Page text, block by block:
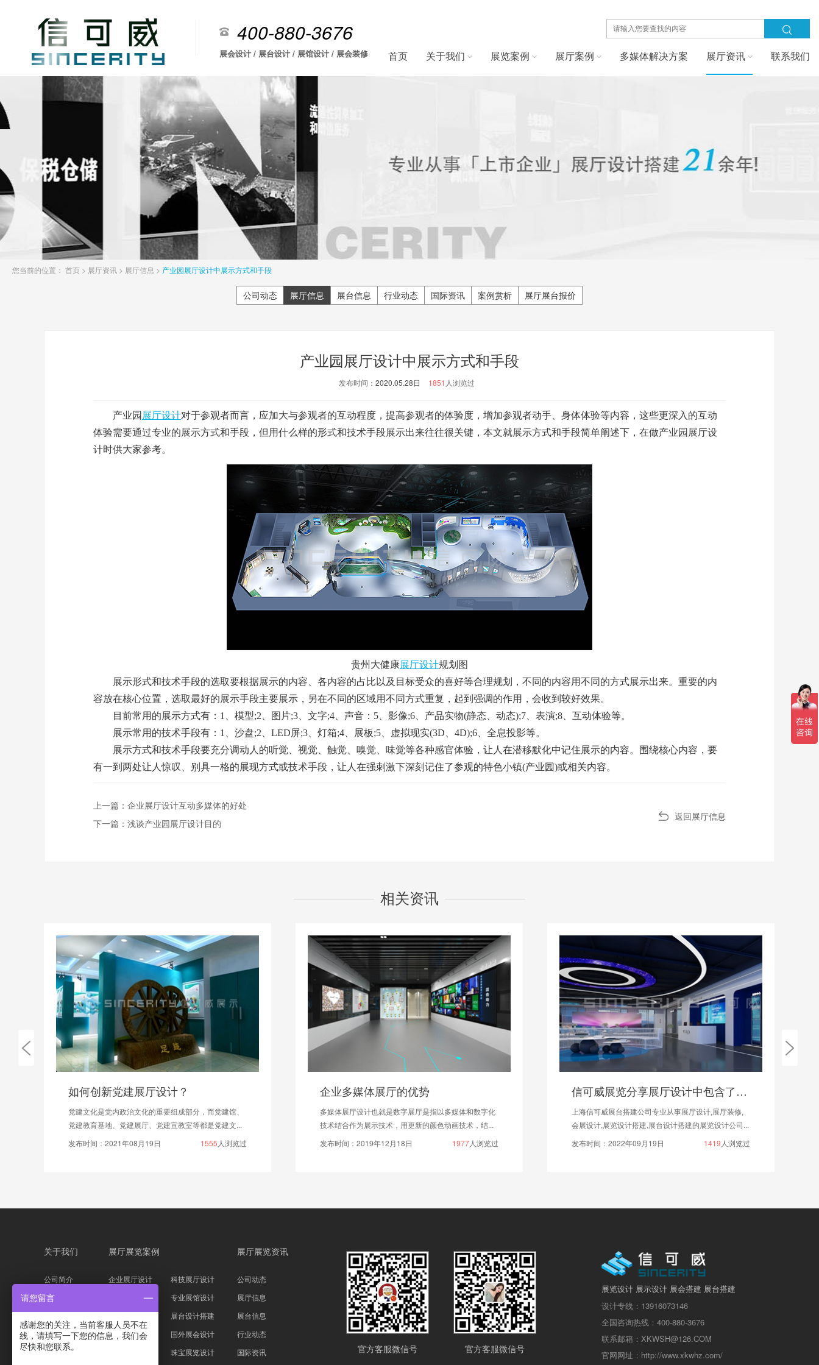
400-880-3676
展会设计 / 展台设计 / 展馆设计 / 展会装修 首页 关于我们 展览案例 展厅案例 多媒体解决方案 展厅资讯 联系我们
您当前的位置： 首页 > 展厅资讯 > 展厅信息 > 产业园展厅设计中展示方式和手段
公司动态 展厅信息 展台信息 行业动态 国际资讯 案例赏析 展厅展台报价
产业园展厅设计中展示方式和手段
发布时间： 2020.05.28日 1851 人浏览过
产业园 展厅设计对于参观者而言，应加大与参观者的互动程度，提高参观者的体验度，增加参观者动手、身体体验等内容，这些更深入的互动
体验需要通过专业的展示方式和手段，但用什么样的形式和技术手段展示出来往往很关键，本文就展示方式和手段简单阐述下，在做产业园展厅设
计时供大家参考。
贵州大健康展厅设计规划图
展示形式和技术手段的选取要根据展示的内容、各内容的占比以及目标受众的喜好等合理规划，不同的内容用不同的方式展示出来。重要的内
容放在核心位置，选取最好的展示手段主要展示，另在不同的区域用不同方式重复，起到强调的作用，会收到较好效果。
目前常用的展示方式有：1、模型;2、图片;3、文字;4、声音：5、影像;6、产品实物(静态、动态);7、表演;8、互动体验等。
展示常用的技术手段有：1、沙盘;2、LED屏;3、灯箱;4、展板;5、虚拟现实(3D、4D);6、全息投影等。
展示方式和技术手段要充分调动人的听觉、视觉、触觉、嗅觉、味觉等各种感官体验，让人在潜移默化中记住展示的内容。围绕核心内容，要
有一到两处让人惊叹、别具一格的展现方式或技术手段，让人在强刺激下深刻记住了参观的特色小镇(产业园)或相关内容。
上一篇： 企业展厅设计互动多媒体的好处
下一篇： 浅谈产业园展厅设计目的
返回展厅信息
相关资讯
的重要组成部分，而党建馆、
、党建宣教室等都是党建文...
1555人浏览过
企业多媒体展厅的优势
多媒体展厅设计也就是数字展厅是指以多媒体和数字化
技术结合作为展示技术，用更新的颜色动画技术，结...
发布时间：2019年12月18日
1977人浏览过
信可威展览分享展厅设计中包含了哪些设计？
上海信可威展台搭建公司专业从事展厅设计,展厅装修,
会展设计,展览设计搭建,展台设计搭建的展览设计公司...
发布时间：2022年09月19日
1419人浏览过
一个合格展厅设计的三点基
很多企业负责人都希望有个高大上的展厅
业展厅最重要的是作为一个基本能展示给
发布时间：2020年12月02日
关于我们
公司简介
企业文化
公司资质
服务流程
设计团队
展厅展览案例
企业展厅设计
科技展厅设计
主题展馆设计
专业展馆设计
科技展台设计
展台设计搭建
家具服装展会
国外展会设计
珠宝展览设计
展厅展览资讯
公司动态
展厅信息
展台信息
行业动态
国际资讯
官方客服微信号 官方客服微信号
展览设计 展示设计 展会搭建 展台搭建
设计专线：13916073146
全国咨询热线：400-880-3676
联系邮箱：XKWSH@126.COM
官网网址：http://www.xkwhz.com/
请您留言
感谢您的关注，当前客服人员不在
线，请填写一下您的信息，我们会
尽快和您联系。